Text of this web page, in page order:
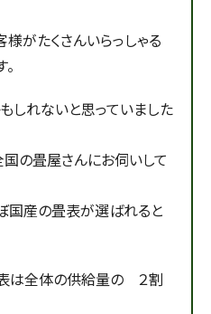
がたくさんいらっしゃる
しれないと思っていました
の畳屋さんにお伺いして
国産の畳表が選ばれると
は全体の供給量の ２割